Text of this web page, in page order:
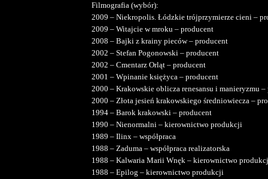
Filmografia (wybór):
2009 – Niekropolis. Łódzkie trójprzymierze cieni –
2009 – Witajcie w mroku – producent
2008 – Bajki z krainy pieców – producent
2002 – Stefan Pogonowski – producent
2002 – Cmentarz Orląt – producent
2001 – Wpinanie księżyca – producent
2000 – Krakowskie oblicza renesansu i manieryzmu –
2000 – Złota jesień krakowskiego średniowiecza –
1994 – Barok krakowski – producent
1990 – Nienormalni – kierownictwo produkcji
1989 – Ilinx – współpraca
1988 – Zaduma – współpraca realizatorska
1988 – Kalwaria Marii Wnęk – kierownictwo
1988 – Epilog – kierownictwo produkcji